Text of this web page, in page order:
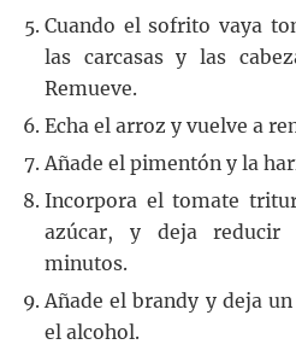
Cuando el sofrito vaya
las carcasas y las
Remueve.
Echa el arroz y vuelve a
Añade el pimentón y la
Incorpora el tomate
azúcar, y deja reducir
minutos.
Añade el brandy y deja
el alcohol.